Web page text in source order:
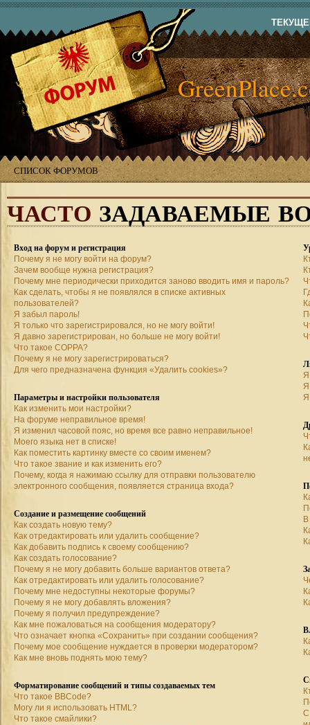
СПИСОК ФОРУМОВ
ЧАСТО ЗАДАВАЕМЫЕ
Вход на форум и регистрация
Почему я не могу войти на форум?
Зачем вообще нужна регистрация?
Почему мне периодически приходится заново вводить имя и пароль?
Как сделать, чтобы я не появлялся в списке активных
пользователей?
Я забыл пароль!
Я только что зарегистрировался, но не могу войти!
Я давно зарегистрирован, но больше не могу войти!
Что такое COPPA?
Почему я не могу зарегистрироваться?
Для чего предназначена функция «Удалить cookies»?
Параметры и настройки пользователя
Как изменить мои настройки?
На форуме неправильное время!
Я изменил часовой пояс, но время все равно неправильное!
Моего языка нет в списке!
Как поместить картинку вместе со своим именем?
Что такое звание и как изменить его?
Почему, когда я нажимаю ссылку для отправки пользователю
электронного сообщения, появляется страница входа?
Создание и размещение сообщений
Как создать новую тему?
Как отредактировать или удалить сообщение?
Как добавить подпись к своему сообщению?
Как создать голосование?
Почему я не могу добавить больше вариантов ответа?
Как отредактировать или удалить голосование?
Почему мне недоступны некоторые форумы?
Почему я не могу добавлять вложения?
Почему я получил предупреждение?
Как мне пожаловаться на сообщения модератору?
Что означает кнопка «Сохранить» при создании сообщения?
Почему мое сообщение нуждается в проверки модератором?
Как мне вновь поднять мою тему?
Форматирование сообщений и типы создаваемых тем
Что такое BBCode?
Могу ли я использовать HTML?
Что такое смайлики?
Я
Я
Я
С